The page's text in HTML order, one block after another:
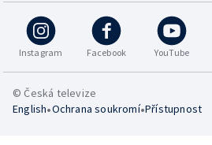
Instagram Facebook YouTube
© Česká televize
English•Ochrana soukromí•Přístupnost